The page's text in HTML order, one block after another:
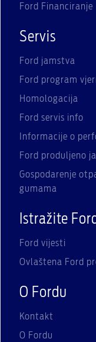
Ford Financiranje
Servis
Ford jamstva
Ford program
Homologacija
Ford servis info
Informacije o
Ford produljeno
Gospodarenje
gumama
Istražite
Ford vijesti
Ovlaštena Ford
O Fordu
Kontakt
O Fordu